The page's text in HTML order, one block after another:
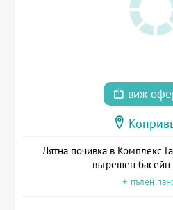
виж
Лятна почивка в Комплекс
вътрешен
+ пълен